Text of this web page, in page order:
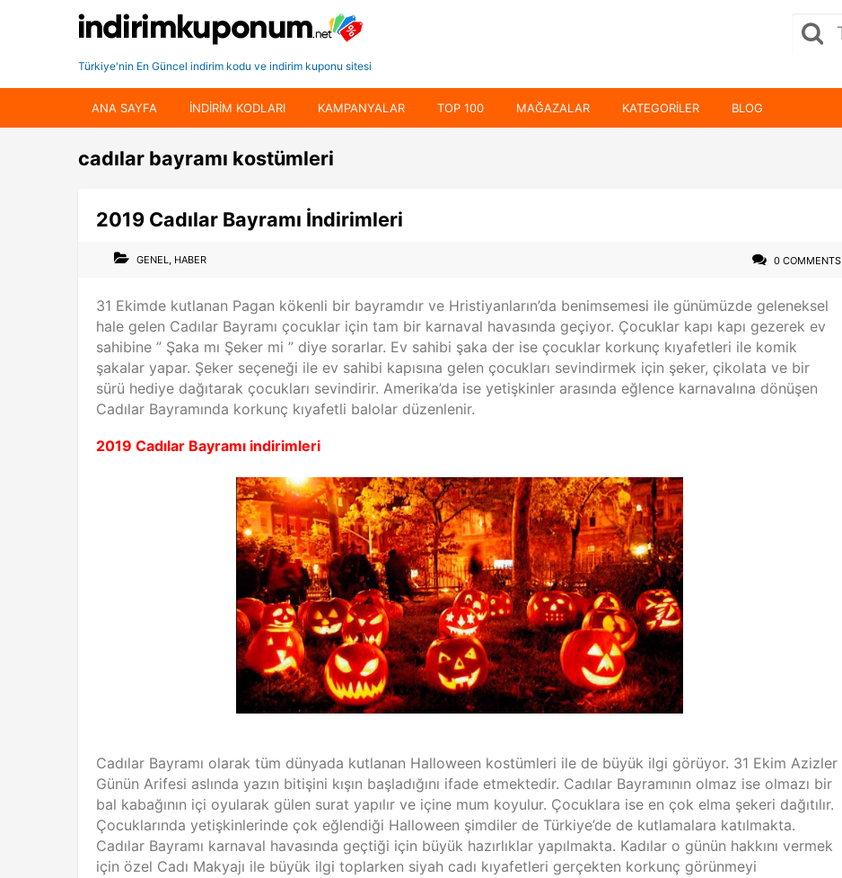
Türkiye'nin En Güncel indirim kodu ve indirim kuponu sitesi
ANA SAYFA INDIRIM KODLARI KAMPANYALAR TOP 100 MAĞAZALAR KATEGORILER BLOG
cadılar bayramı kostümleri
2019 Cadılar Bayramı İndirimleri
GENEL HABER 0 COMMENTS
31 Ekimde kutlanan Pagan kökenli bir bayramdır ve Hristiyanların’da benimsemesi ile günümüzde geleneksel
hale gelen Cadılar Bayramı çocuklar için tam bir karnaval havasında geçiyor. Çocuklar kapı kapı gezerek ev
sahibine ” Şaka mı Şeker mi ” diye sorarlar. Ev sahibi şaka der ise çocuklar korkunç kıyafetleri ile komik
şakalar yapar. Şeker seçeneği ile ev sahibi kapısına gelen çocukları sevindirmek için şeker, çikolata ve bir
sürü hediye dağıtarak çocukları sevindirir. Amerika’da ise yetişkinler arasında eğlence karnavalına dönüşen
Cadılar Bayramında korkunç kıyafetli balolar düzenlenir.
2019 Cadılar Bayramı indirimleri
Cadılar Bayramı olarak tüm dünyada kutlanan Halloween kostümleri ile de büyük ilgi görüyor. 31 Ekim Azizler
Günün Arifesi aslında yazın bitişini kışın başladığını ifade etmektedir. Cadılar Bayramının olmaz ise olmazı bir
bal kabağının içi oyularak gülen surat yapılır ve içine mum koyulur. Çocuklara ise en çok elma şekeri dağıtılır.
Çocuklarında yetişkinlerinde çok eğlendiği Halloween şimdiler de Türkiye’de de kutlamalara katılmakta.
Cadılar Bayramı karnaval havasında geçtiği için büyük hazırlıklar yapılmakta. Kadılar o günün hakkını vermek
için özel Cadı Makyajı ile büyük ilgi toplarken siyah cadı kıyafetleri gerçekten korkunç görünmeyi